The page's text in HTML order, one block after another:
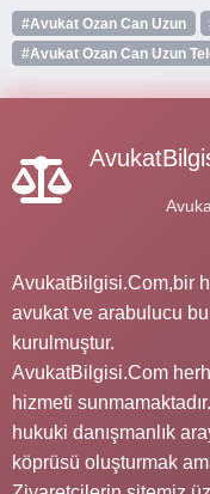
#Avukat Ozan Can Uzun
#Avukat Ozan Can Uzun
AvukatBilgisi.Com,bir
avukat ve arabulucu
kurulmuştur.
AvukatBilgisi.Com
hizmeti
hukuki danışmanlık
köprüsü oluşturmak